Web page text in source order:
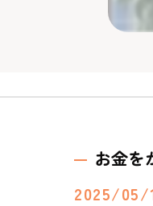
お金を
2025/05/